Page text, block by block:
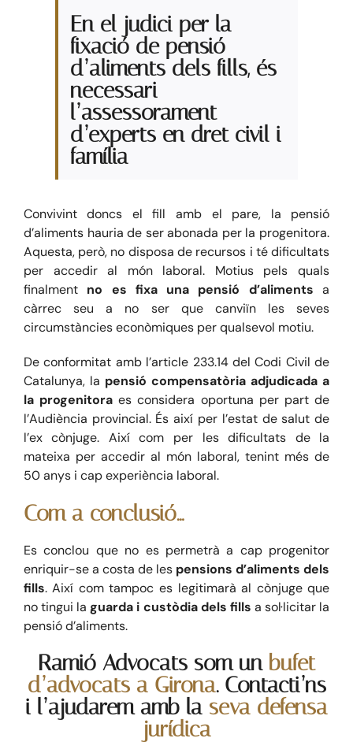
En el judici per la
fixació de pensió
d’aliments dels fills, és
necessari
l’assessorament
d’experts en dret civil i
família
Convivint doncs el fill amb el pare, la pensió
d’aliments hauria de ser abonada per la progenitora.
Aquesta, però, no disposa de recursos i té dificultats
per accedir al món laboral. Motius pels quals
finalment no es fixa una pensió d’aliments a
càrrec seu a no ser que canviïn les seves
circumstàncies econòmiques per qualsevol motiu.
De conformitat amb l’article 233.14 del Codi Civil de
Catalunya, la pensió compensatòria adjudicada a
la progenitora es considera oportuna per part de
l’Audiència provincial. És així per l’estat de salut de
l’ex cònjuge. Així com per les dificultats de la
mateixa per accedir al món laboral, tenint més de
50 anys i cap experiència laboral.
Com a conclusió…
Es conclou que no es permetrà a cap progenitor
enriquir-se a costa de les pensions d’aliments dels
fills. Així com tampoc es legitimarà al cònjuge que
no tingui la guarda i custòdia dels fills a sol·licitar la
pensió d’aliments.
Ramió Advocats som un bufet
d’advocats a Girona. Contacti’ns
i l’ajudarem amb la seva defensa
jurídica